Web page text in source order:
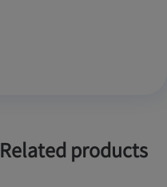
Related products